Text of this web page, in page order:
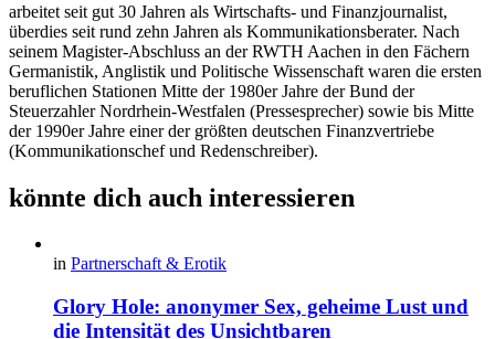
arbeitet seit gut 30 Jahren als Wirtschafts- und Finanzjournalist,
überdies seit rund zehn Jahren als Kommunikationsberater. Nach
seinem Magister-Abschluss an der RWTH Aachen in den Fächern
Germanistik, Anglistik und Politische Wissenschaft waren die ersten
beruflichen Stationen Mitte der 1980er Jahre der Bund der
Steuerzahler Nordrhein-Westfalen (Pressesprecher) sowie bis Mitte
der 1990er Jahre einer der größten deutschen Finanzvertriebe
(Kommunikationschef und Redenschreiber).
könnte dich auch interessieren
in Partnerschaft & Erotik
Glory Hole: anonymer Sex, geheime Lust und
die Intensität des Unsichtbaren